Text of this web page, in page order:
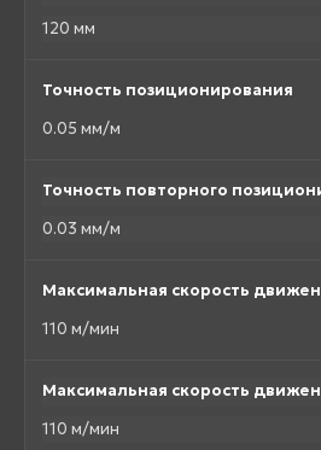
120 мм
Точность позиционирования
0.05 мм/м
Точность повторного
0.03 мм/м
Максимальная скорость
110 м/мин
Максимальная скорость
110 м/мин